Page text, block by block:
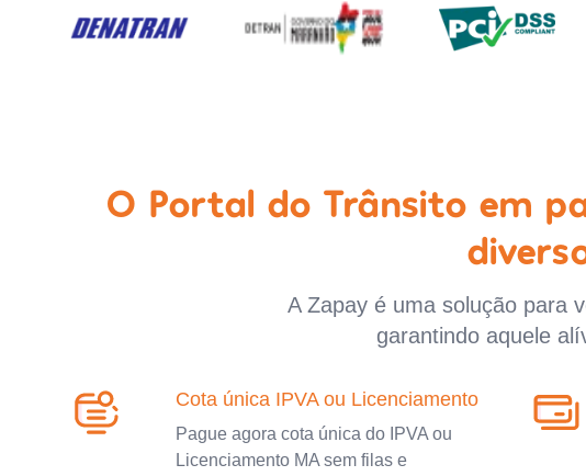
O Portal do Trânsito em
A Zapay é uma solução para
garantindo aquele
Cota única IPVA ou Licenciamento
Pague agora cota única do IPVA ou
Licenciamento MA sem filas e